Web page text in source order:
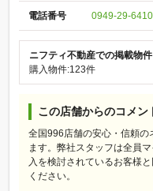
電話番号 0949-29-6410
ニフティ不動産での掲載物件
購入物件:123件
この店舗からのコメン
全国996店舗の安心・信頼の
ます。弊社スタッフは全員
入を検討されているお客様
ください。